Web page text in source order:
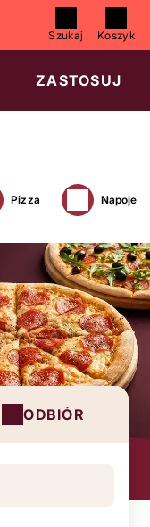
Szukaj Koszyk
ZASTOSUJ
Pizza Napoje
ODBIÓR